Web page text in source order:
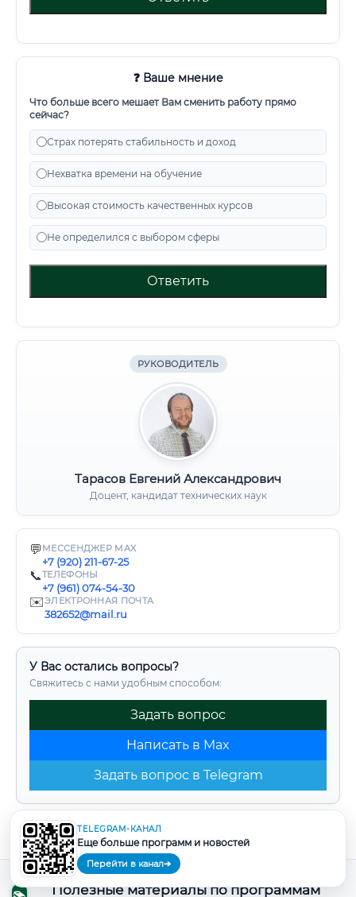
❓ Ваше мнение
Что больше всего мешает Вам сменить работу прямо
сейчас?
Страх потерять стабильность и доход
Нехватка времени на обучение
Высокая стоимость качественных курсов
Не определился с выбором сферы
Ответить
РУКОВОДИТЕЛЬ
Тарасов Евгений Александрович
Доцент, кандидат технических наук
💬 МЕССЕНДЖЕР MAX
+7 (920) 211-67-25
📞ТЕЛЕФОНЫ
+7 (961) 074-54-30
✉️ЭЛЕКТРОННАЯ ПОЧТА
382652@mail.ru
У Вас остались вопросы?
Свяжитесь с нами удобным способом:
Задать вопрос
Написать в Max
Задать вопрос в Telegram
Полезные материалы по программам
TELEGRAM-КАНАЛ
Еще больше программ и новостей
Перейти в канал➔